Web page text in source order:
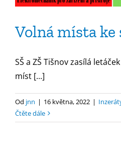
Volná místa
SŠ a ZŠ Tišnov zasílá
míst [...]
Od jnn | 16 května, 2022 |
Čtěte dále